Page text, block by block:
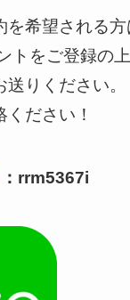
を希望される
トをご登録の
りください。
ださい！
：rrm5367i